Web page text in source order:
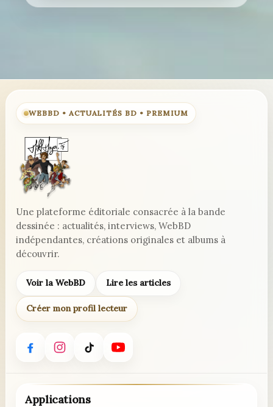
WEBBD • ACTUALITÉS BD • PREMIUM
Une plateforme éditoriale consacrée à la bande
dessinée : actualités, interviews, WebBD
indépendantes, créations originales et albums à
découvrir.
Voir la WebBD Lire les articles
Créer mon profil lecteur
Applications